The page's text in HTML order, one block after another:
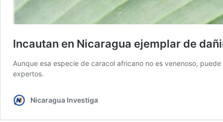
Incautan en Nicaragua ejemplar de
Aunque esa especie de caracol africano no es venenoso,
expertos.
Nicaragua Investiga